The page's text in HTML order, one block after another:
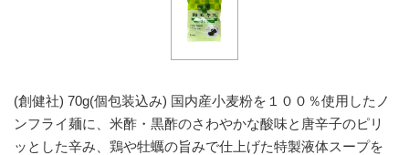
(創健社) 70g(個包装込み) 国内産小麦粉を１００％使用したノ
ンフライ麺に、米酢・黒酢のさわやかな酸味と唐辛子のピリ
ッとした辛み、鶏や牡蠣の旨みで仕上げた特製液体スープを